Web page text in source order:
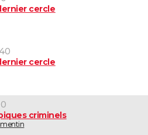
cercle
cercle
criminels